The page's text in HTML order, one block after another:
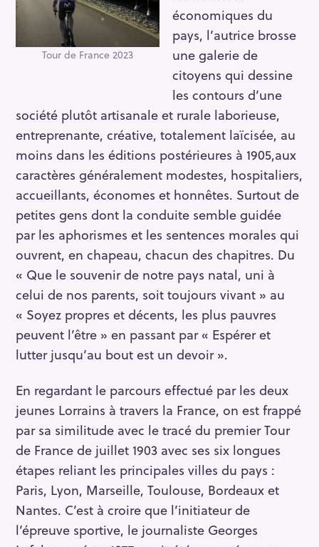
Tour de France 2023
économiques du
pays, l’autrice brosse
une galerie de
citoyens qui dessine
les contours d’une
société plutôt artisanale et rurale laborieuse,
entreprenante, créative, totalement laïcisée, au
moins dans les éditions postérieures à 1905,aux
caractères généralement modestes, hospitaliers,
accueillants, économes et honnêtes. Surtout de
petites gens dont la conduite semble guidée
par les aphorismes et les sentences morales qui
ouvrent, en chapeau, chacun des chapitres. Du
« Que le souvenir de notre pays natal, uni à
celui de nos parents, soit toujours vivant » au
« Soyez propres et décents, les plus pauvres
peuvent l’être » en passant par « Espérer et
lutter jusqu’au bout est un devoir ».
En regardant le parcours effectué par les deux
jeunes Lorrains à travers la France, on est frappé
par sa similitude avec le tracé du premier Tour
de France de juillet 1903 avec ses six longues
étapes reliant les principales villes du pays :
Paris, Lyon, Marseille, Toulouse, Bordeaux et
Nantes. C’est à croire que l’initiateur de
l’épreuve sportive, le journaliste Georges
S
e
a